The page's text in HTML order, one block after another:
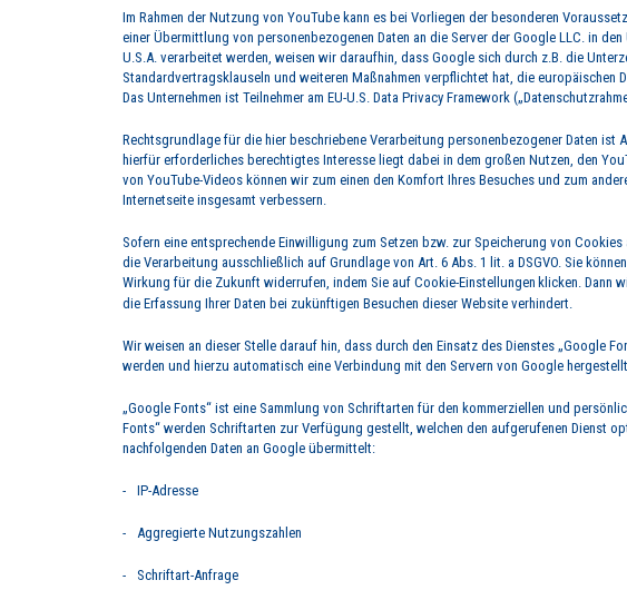
Im Rahmen der Nutzung von YouTube kann es bei Vorliegen der besonderen
einer Übermittlung von personenbezogenen Daten an die Server der Google LLC. in den
U.S.A. verarbeitet werden, weisen wir daraufhin, dass Google sich durch z.B. die
Standardvertragsklauseln und weiteren Maßnahmen verpflichtet hat, die europäischen
Das Unternehmen ist Teilnehmer am EU-U.S. Data Privacy Framework
Rechtsgrundlage für die hier beschriebene Verarbeitung personenbezogener Daten ist
hierfür erforderliches berechtigtes Interesse liegt dabei in dem großen Nutzen, den
von YouTube-Videos können wir zum einen den Komfort Ihres Besuches und zum
Internetseite insgesamt verbessern.
Sofern eine entsprechende Einwilligung zum Setzen bzw. zur Speicherung von
die Verarbeitung ausschließlich auf Grundlage von Art. 6 Abs. 1 lit. a DSGVO. Sie
Wirkung für die Zukunft widerrufen, indem Sie auf Cookie-Einstellungen klicken. Dann
die Erfassung Ihrer Daten bei zukünftigen Besuchen dieser Website verhindert.
Wir weisen an dieser Stelle darauf hin, dass durch den Einsatz des Dienstes „Google
werden und hierzu automatisch eine Verbindung mit den Servern von Google
„Google Fonts“ ist eine Sammlung von Schriftarten für den kommerziellen und
Fonts“ werden Schriftarten zur Verfügung gestellt, welchen den aufgerufenen Dienst
nachfolgenden Daten an Google übermittelt:
- IP-Adresse
- Aggregierte Nutzungszahlen
- Schriftart-Anfrage